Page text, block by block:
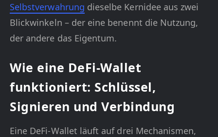
Selbstverwahrung dieselbe Kernidee aus zwei
Blickwinkeln – der eine benennt die Nutzung,
der andere das Eigentum.
Wie eine DeFi-Wallet
funktioniert: Schlüssel,
Signieren und Verbindung
Eine DeFi-Wallet läuft auf drei Mechanismen,